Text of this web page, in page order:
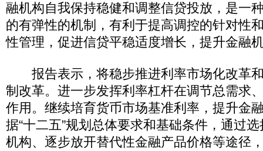
融机构自我保持稳健和调整信贷投放，是一
的有弹性的机制，有利于提高调控的针对性
性管理，促进信贷平稳适度增长，提升金融
报告表示，将稳步推进利率市场化改革
制改革。进一步发挥利率杠杆在调节总需求
作用。继续培育货币市场基准利率，提升金
据“十二五”规划总体要求和基础条件，通过
机构、逐步放开替代性金融产品价格等途径